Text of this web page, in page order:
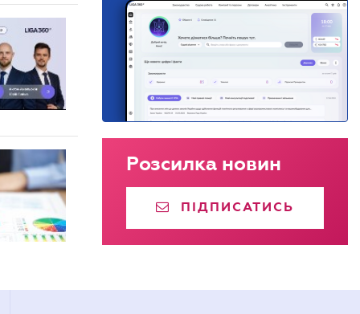
Розсилка новин
ПІДПИСАТИСЬ